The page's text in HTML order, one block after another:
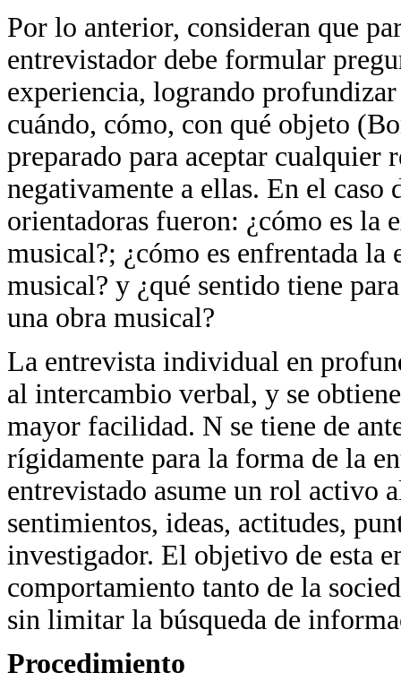
Por lo anterior, consideran que
entrevistador debe formular
experiencia, logrando
cuándo, cómo, con qué objeto
preparado para aceptar cualquier
negativamente a ellas. En el caso
orientadoras fueron: ¿cómo es la
musical?; ¿cómo es enfrentada la
musical? y ¿qué sentido tiene
una obra musical?
La entrevista individual en
al intercambio verbal, y se
mayor facilidad. N se tiene de
rígidamente para la forma de la
entrevistado asume un rol activo
sentimientos, ideas, actitudes,
investigador. El objetivo de esta
comportamiento tanto de la
sin limitar la búsqueda de
Procedimiento